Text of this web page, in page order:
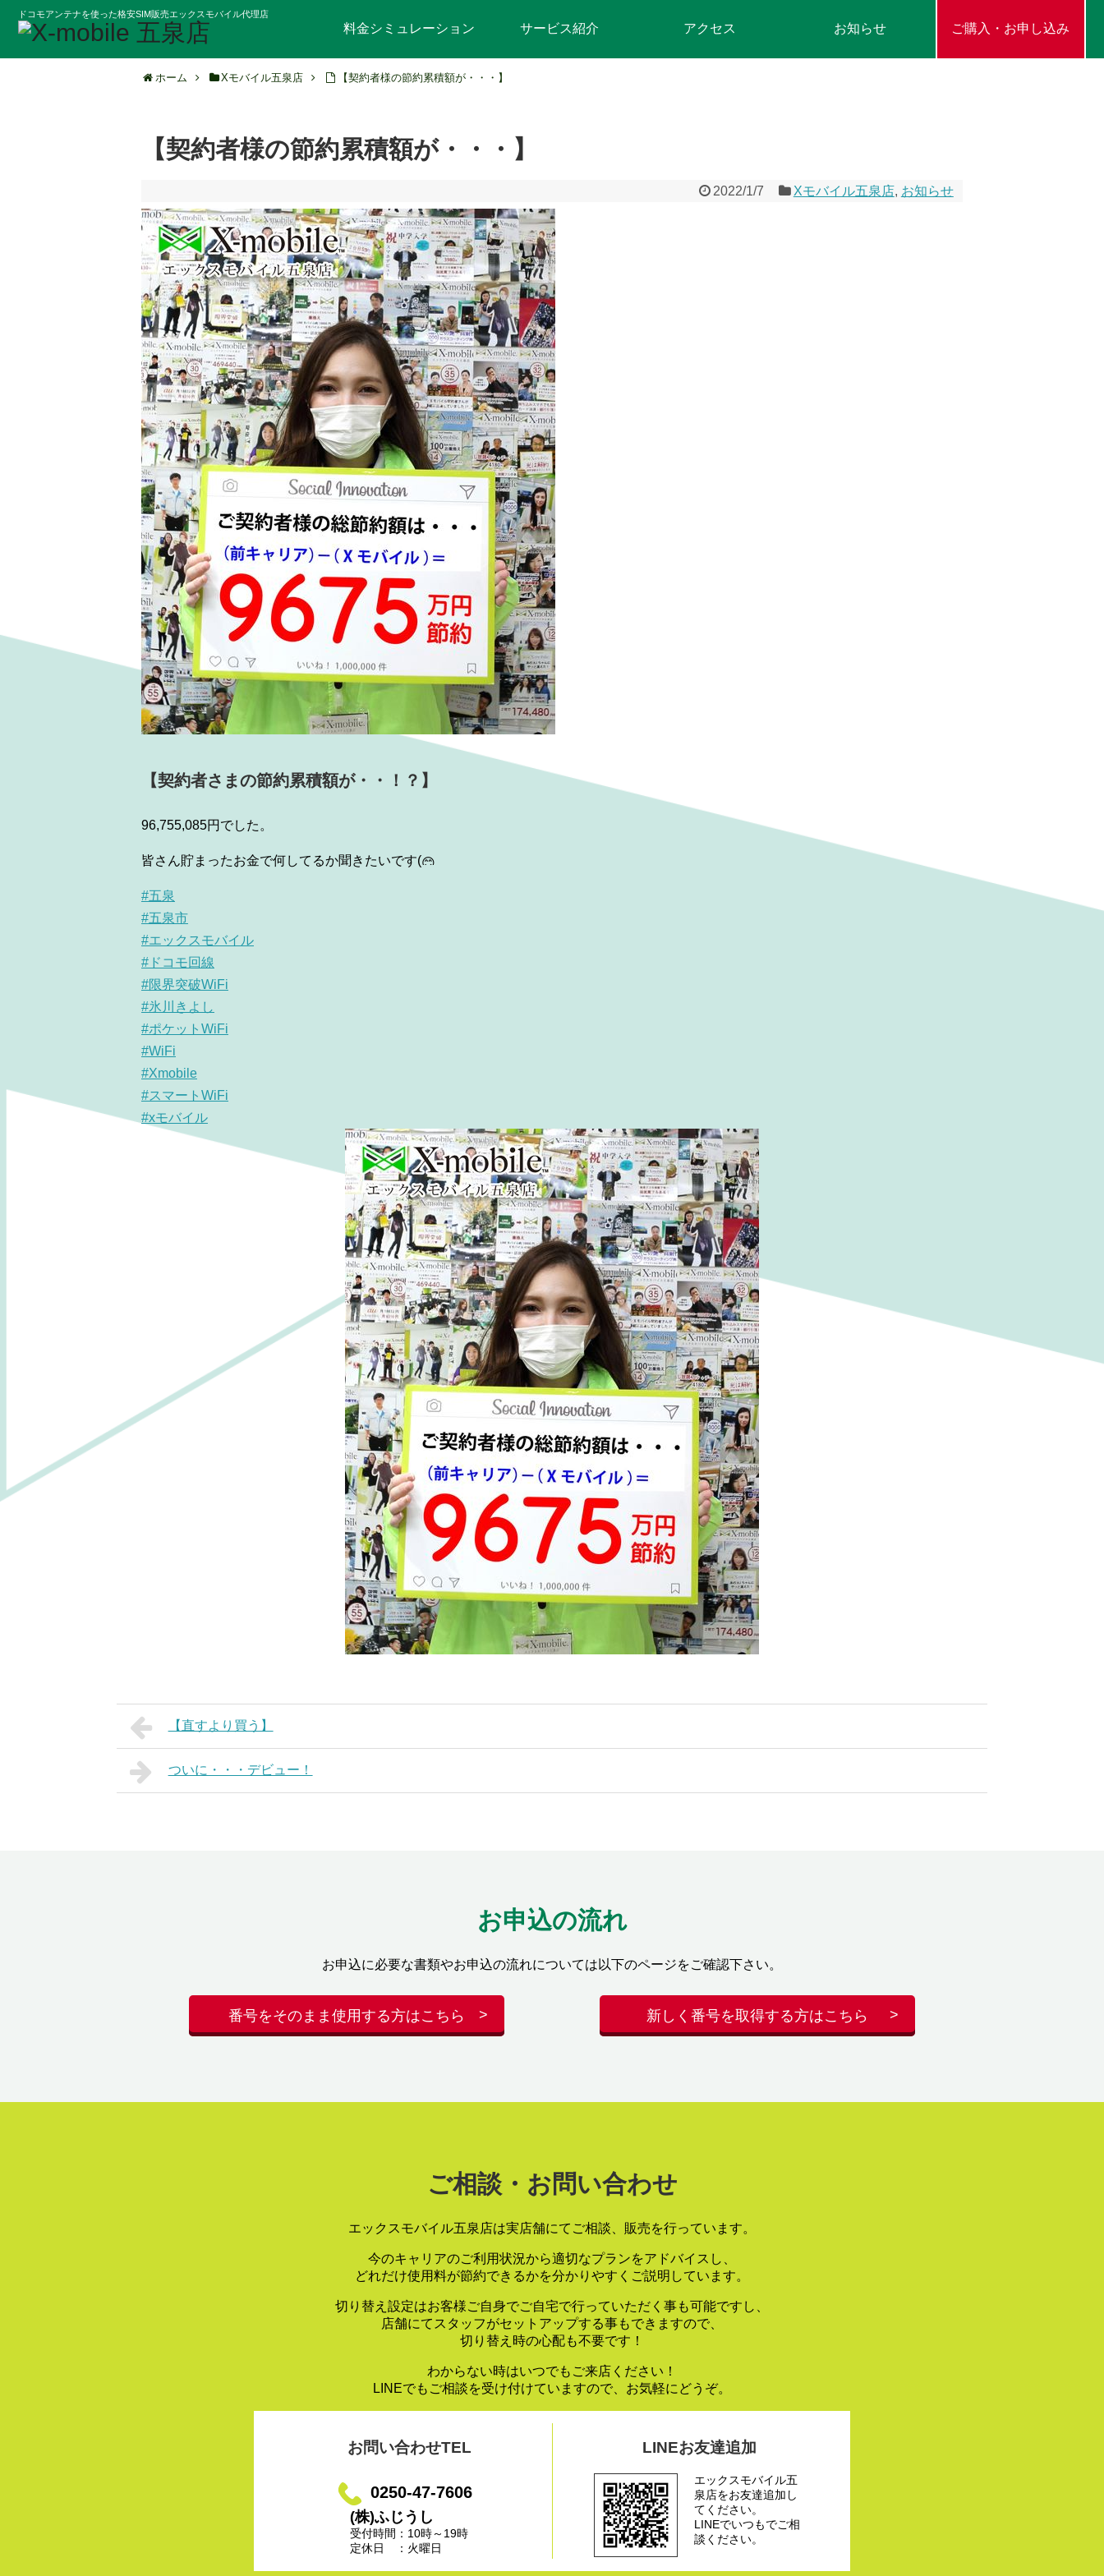
ドコモアンテナを使った格安SIM販売エックスモバイル代理店
料金シミュレーション サービス紹介 アクセス お知らせ ご購入・お申し込み
ホーム Xモバイル五泉店 【契約者様の節約累積額が・・・】
【契約者様の節約累積額が・・・】
2022/1/7 Xモバイル五泉店, お知らせ
【契約者さまの節約累積額が・・！？】
96,755,085円でした。
皆さん貯まったお金で何してるか聞きたいです(
#五泉
#五泉市
#エックスモバイル
#ドコモ回線
#限界突破WiFi
#氷川きよし
#ポケットWiFi
#WiFi
#Xmobile
#スマートWiFi
#xモバイル
【直すより買う】
ついに・・・デビュー！
お申込の流れ
お申込に必要な書類やお申込の流れについては以下のページをご確認下さい。
番号をそのまま使用する方はこちら 新しく番号を取得する方はこちら
ご相談・お問い合わせ
エックスモバイル五泉店は実店舗にてご相談、販売を行っています。
今のキャリアのご利用状況から適切なプランをアドバイスし、
どれだけ使用料が節約できるかを分かりやすくご説明しています。
切り替え設定はお客様ご自身でご自宅で行っていただく事も可能ですし、
店舗にてスタッフがセットアップする事もできますので、
切り替え時の心配も不要です！
わからない時はいつでもご来店ください！
LINEでもご相談を受け付けていますので、お気軽にどうぞ。
お問い合わせTEL
0250-47-7606
(株)ふじうし
受付時間：10時～19時
定休日 ：火曜日
LINEお友達追加
エックスモバイル五
泉店をお友達追加し
てください。
LINEでいつもでご相
談ください。